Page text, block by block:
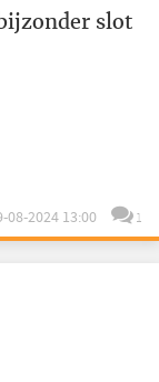
slot
08-2024 13:00 1